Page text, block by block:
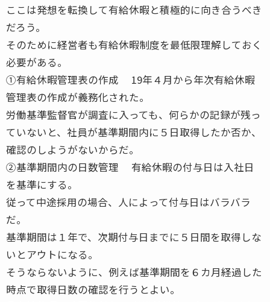
ここは発想を転換して有給休暇と積極的に向き合うべき
だろう。
そのために経営者も有給休暇制度を最低限理解しておく
必要がある。
①有給休暇管理表の作成 19年４月から年次有給休暇
管理表の作成が義務化された。
労働基準監督官が調査に入っても、何らかの記録が残っ
ていないと、社員が基準期間内に５日取得したか否か、
確認のしようがないからだ。
②基準期間内の日数管理 有給休暇の付与日は入社日
を基準にする。
従って中途採用の場合、人によって付与日はバラバラ
だ。
基準期間は１年で、次期付与日までに５日間を取得しな
いとアウトになる。
そうならないように、例えば基準期間を６カ月経過した
時点で取得日数の確認を行うとよい。